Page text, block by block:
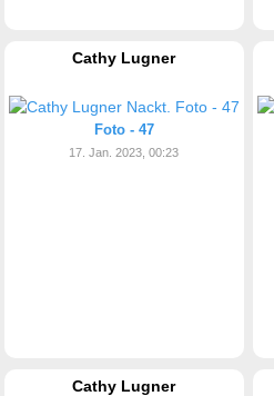
Cathy Lugner
Foto - 47
17. Jan. 2023, 00:23
Cathy Lugner